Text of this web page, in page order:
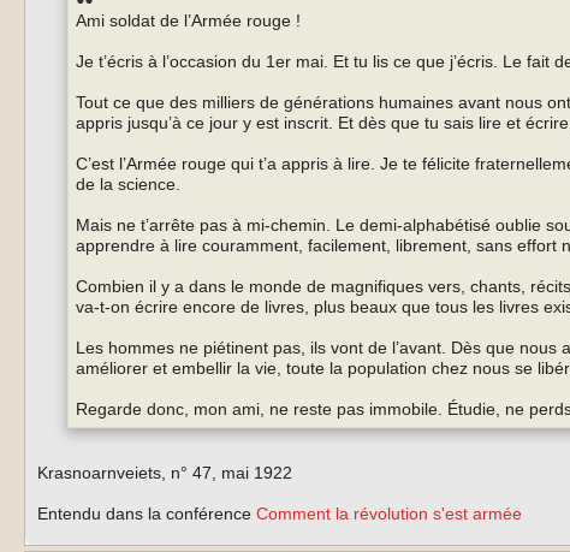
Ami soldat de l’Armée rouge !
Je t’écris à l’occasion du 1er mai. Et tu lis ce que j’écris. Le fait
Tout ce que des milliers de générations humaines avant nous
appris jusqu’à ce jour y est inscrit. Et dès que tu sais lire et
C’est l’Armée rouge qui t’a appris à lire. Je te félicite
de la science.
Mais ne t’arrête pas à mi-chemin. Le demi-alphabétisé oublie
apprendre à lire couramment, facilement, librement, sans effort
Combien il y a dans le monde de magnifiques vers, chants,
va-t-on écrire encore de livres, plus beaux que tous les livres
Les hommes ne piétinent pas, ils vont de l’avant. Dès que
améliorer et embellir la vie, toute la population chez nous se
Regarde donc, mon ami, ne reste pas immobile. Étudie, ne
Krasnoarnveiets, n° 47, mai 1922
Entendu dans la conférence Comment la révolution s'est armée